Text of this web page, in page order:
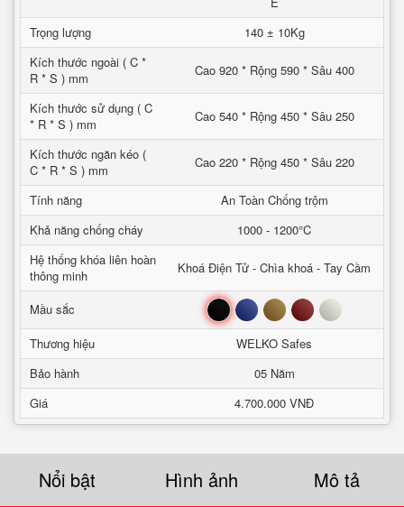
Trọng lượng
140 ± 10Kg
Kích thước ngoài ( C *
R * S ) mm
Cao 920 * Rộng 590 * Sâu 400
Kích thước sử dụng ( C
* R * S ) mm
Cao 540 * Rộng 450 * Sâu 250
Kích thước ngăn kéo (
C * R * S ) mm
Cao 220 * Rộng 450 * Sâu 220
Tính năng
An Toàn Chống trộm
Khả năng chống cháy
1000 - 1200°C
Hệ thống khóa liên hoàn
thông minh
Khoá Điện Tử - Chìa khoá - Tay Cầm
Mầu sắc Đen Xanh Nâu Đỏ Trắng
Thương hiệu
WELKO Safes
Bảo hành
05 Năm
Giá
4.700.000 VNĐ
Nổi bật Hình ảnh Mô tả